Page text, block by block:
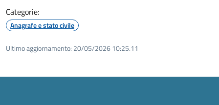
Categorie:
Anagrafe e stato civile
Ultimo aggiornamento: 20/05/2026 10:25.11